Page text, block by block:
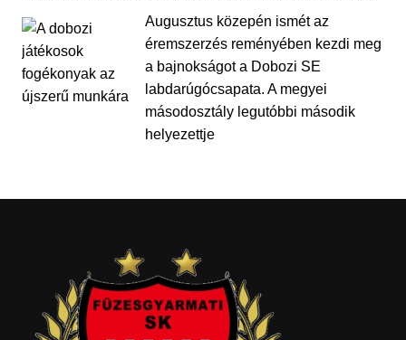
Augusztus közepén ismét az
éremszerzés reményében kezdi meg
a bajnokságot a Dobozi SE
labdarúgócsapata. A megyei
másodosztály legutóbbi második
helyezettje